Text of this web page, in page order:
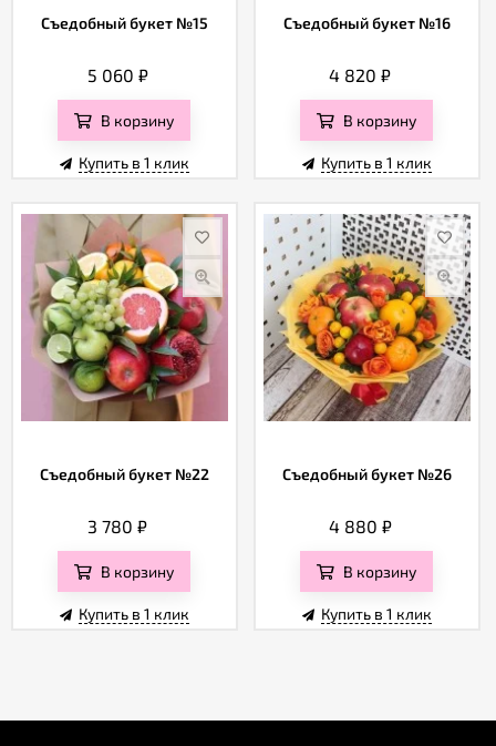
Съедобный букет №15
5 060 ₽
В корзину
Купить в 1 клик
Съедобный букет №16
4 820₽
В корзину
Купить в 1 клик
Съедобный букет №22
3 780₽
В корзину
Купить в 1 клик
Съедобный букет №26
4 880 ₽
В корзину
Купить в 1 клик